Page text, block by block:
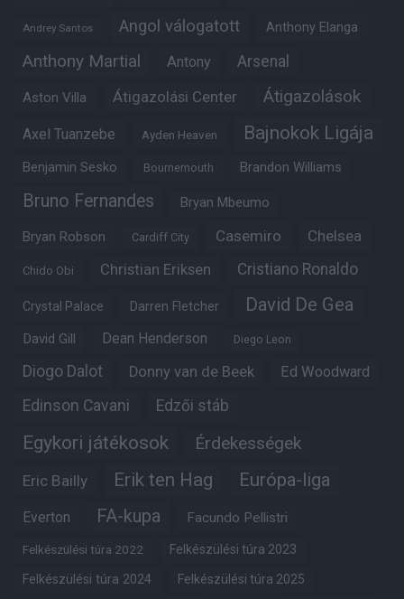
Andrey Santos Angol válogatott Anthony Elanga
Anthony Martial Antony Arsenal
Aston Villa Átigazolási Center Átigazolások
Axel Tuanzebe Ayden Heaven Bajnokok Ligája
Benjamin Sesko Bournemouth Brandon Williams
Bruno Fernandes Bryan Mbeumo
Bryan Robson Cardiff City Casemiro Chelsea
Chido Obi Christian Eriksen Cristiano Ronaldo
Crystal Palace Darren Fletcher David De Gea
David Gill Dean Henderson Diego Leon
Diogo Dalot Donny van de Beek Ed Woodward
Edinson Cavani Edzői stáb
Egykori játékosok Érdekességek
Eric Bailly Erik ten Hag Európa-liga
Everton FA-kupa Facundo Pellistri
Felkészülési túra 2022 Felkészülési túra 2023
Felkészülési túra 2024 Felkészülési túra 2025